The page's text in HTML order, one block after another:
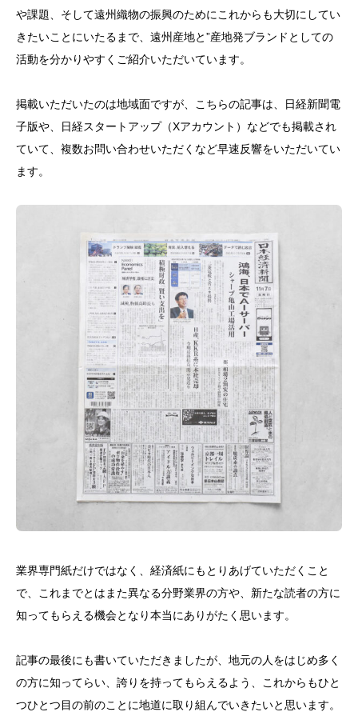
や課題、そして遠州織物の振興のためにこれからも大切にしてい
きたいことにいたるまで、遠州産地と”産地発ブランドとしての
活動を分かりやすくご紹介いただいています。
掲載いただいたのは地域面ですが、こちらの記事は、日経新聞電
子版や、日経スタートアップ（Xアカウント）などでも掲載され
ていて、複数お問い合わせいただくなど早速反響をいただいてい
ます。
業界専門紙だけではなく、経済紙にもとりあげていただくこと
で、これまでとはまた異なる分野業界の方や、新たな読者の方に
知ってもらえる機会となり本当にありがたく思います。
記事の最後にも書いていただきましたが、地元の人をはじめ多く
の方に知ってらい、誇りを持ってもらえるよう、これからもひと
つひとつ目の前のことに地道に取り組んでいきたいと思います。